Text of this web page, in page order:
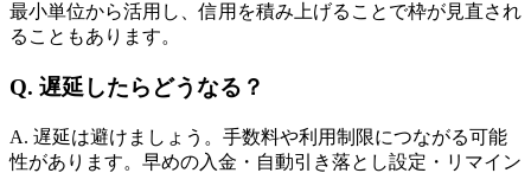
最小単位から活用し、信用を積み上げることで枠が見直され
ることもあります。
Q. 遅延したらどうなる？
A. 遅延は避けましょう。手数料や利用制限につながる可能
性があります。早めの入金・自動引き落とし設定・リマイン